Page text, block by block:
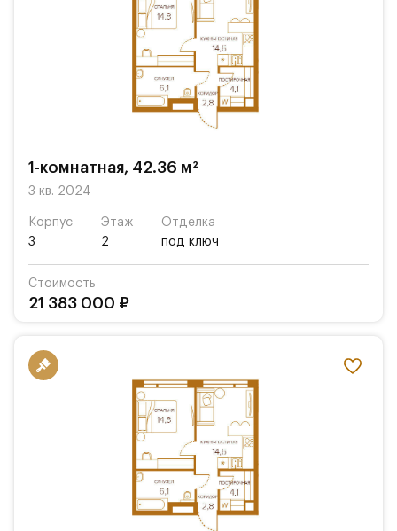
1-комнатная, 42.36 м²
3 кв. 2024
Корпус
3
Этаж
2
Отделка
под ключ
Стоимость
21 383 000 ₽